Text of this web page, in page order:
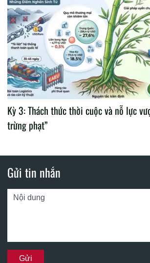
Kỳ 3: Thách thức thời cuộc và nỗ lực
trừng phạt”
Gửi tin nhắn